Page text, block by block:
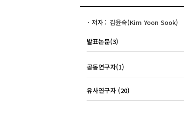
저자 김윤숙(Kim Yoon Sook)
발표논문(3)
공동연구자(1)
유사연구자 (20)